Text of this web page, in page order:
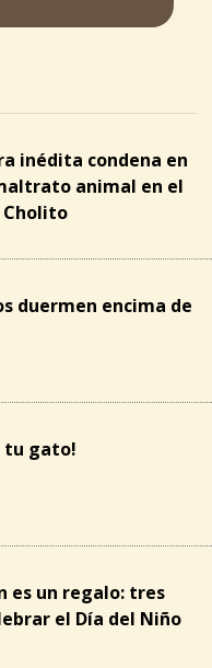
inédita condena en
animal en el
Cholito
duermen encima de
tu gato!
es un regalo: tres
el Día del Niño